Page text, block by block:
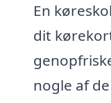
En
dit
nogle af